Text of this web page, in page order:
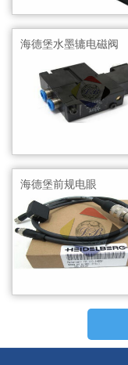
海德堡水墨辘电磁阀
海德堡前规电眼